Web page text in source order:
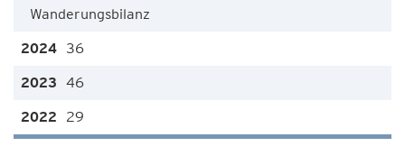
Wanderungsbilanz
36
46
29